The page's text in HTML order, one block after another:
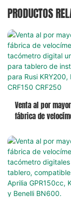
PRODUCTOS
Venta al por
fábrica de
para tablero de
instrumentos para
KRY200, Honda
CRF250